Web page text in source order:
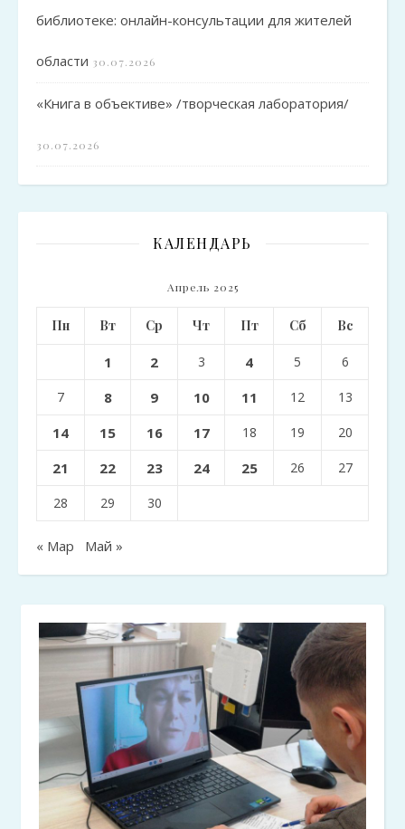
библиотеке: онлайн-консультации для жителей
области 30.07.2026
«Книга в объективе» /творческая лаборатория/
30.07.2026
КАЛЕНДАРЬ
Апрель 2025
Пн Вт Ср Чт Пт Сб Вс
1 2 3 4 5 6
7 8 9 10 11 12 13
14 15 16 17 18 19 20
21 22 23 24 25 26 27
28 29 30
« Мар Май »